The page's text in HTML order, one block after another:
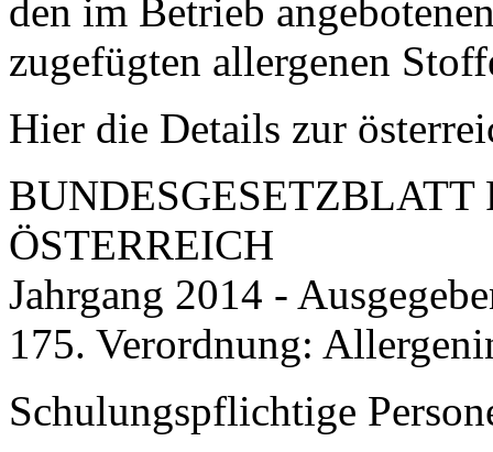
den im Betrieb
zugefügten allergenen
Hier die Details zur
ÖSTERREICH
Jahrgang 2014 -
175. Verordnung:
Schulungspflichtige